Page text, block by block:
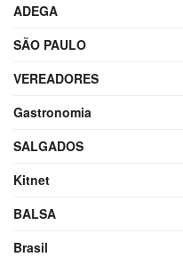
ADEGA
SÃO PAULO
VEREADORES
Gastronomia
SALGADOS
Kitnet
BALSA
Brasil